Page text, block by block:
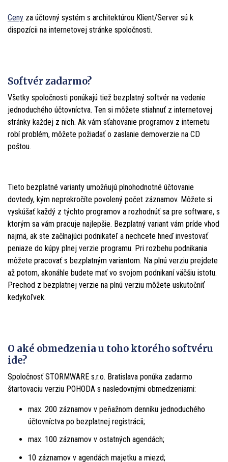
Ceny za účtovný systém s architektúrou Klient/Server sú k
dispozícii na internetovej stránke spoločnosti.
Softvér zadarmo?
Všetky spoločnosti ponúkajú tiež bezplatný softvér na vedenie
jednoduchého účtovníctva. Ten si môžete stiahnuť z internetovej
stránky každej z nich. Ak vám sťahovanie programov z internetu
robí problém, môžete požiadať o zaslanie demoverzie na CD
poštou.
Tieto bezplatné varianty umožňujú plnohodnotné účtovanie
dovtedy, kým neprekročíte povolený počet záznamov. Môžete si
vyskúšať každý z týchto programov a rozhodnúť sa pre software, s
ktorým sa vám pracuje najlepšie. Bezplatný variant vám príde vhod
najmä, ak ste začínajúci podnikateľ a nechcete hneď investovať
peniaze do kúpy plnej verzie programu. Pri rozbehu podnikania
môžete pracovať s bezplatným variantom. Na plnú verziu prejdete
až potom, akonáhle budete mať vo svojom podnikaní väčšiu istotu.
Prechod z bezplatnej verzie na plnú verziu môžete uskutočniť
kedykoľvek.
O aké obmedzenia u toho ktorého softvéru
ide?
Spoločnosť STORMWARE s.r.o. Bratislava ponúka zadarmo
štartovaciu verziu POHODA s nasledovnými obmedzeniami:
max. 200 záznamov v peňažnom denníku jednoduchého
účtovníctva po bezplatnej registrácii;
max. 100 záznamov v ostatných agendách;
10 záznamov v agendách majetku a miezd;